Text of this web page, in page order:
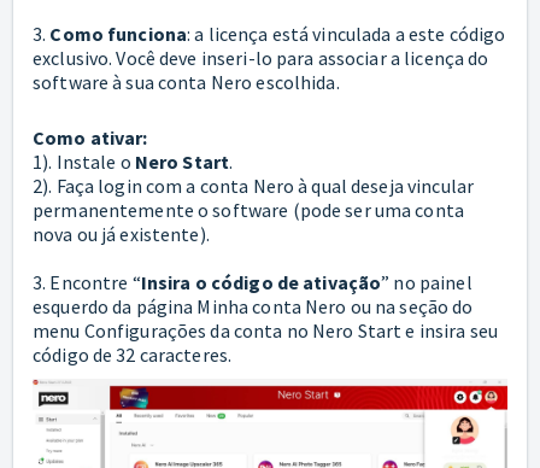
3. Como funciona: a licença está vinculada a este código
exclusivo. Você deve inseri-lo para associar a licença do
software à sua conta Nero escolhida.
Como ativar:
1). Instale o Nero Start.
2). Faça login com a conta Nero à qual deseja vincular
permanentemente o software (pode ser uma conta
nova ou já existente).
3. Encontre “Insira o código de ativação” no painel
esquerdo da página Minha conta Nero ou na seção do
menu Configurações da conta no Nero Start e insira seu
código de 32 caracteres.